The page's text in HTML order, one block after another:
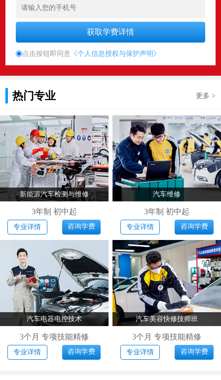
点击按钮即同意 《个人信息授权与保护声明》
热门专业 更多 >
新能源汽车检测与维修
3年制 初中起
专业详情 咨询学费
汽车维修
3年制 初中起
专业详情 咨询学费
汽车电器电控技术
3个月 专项技能精修
专业详情 咨询学费
汽车美容快修技师班
3个月 专项技能精修
专业详情 咨询学费